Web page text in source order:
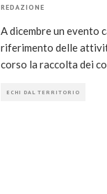
REDAZIONE
A dicembre un evento
riferimento delle
corso la raccolta dei
ECHI DAL TERRITORIO